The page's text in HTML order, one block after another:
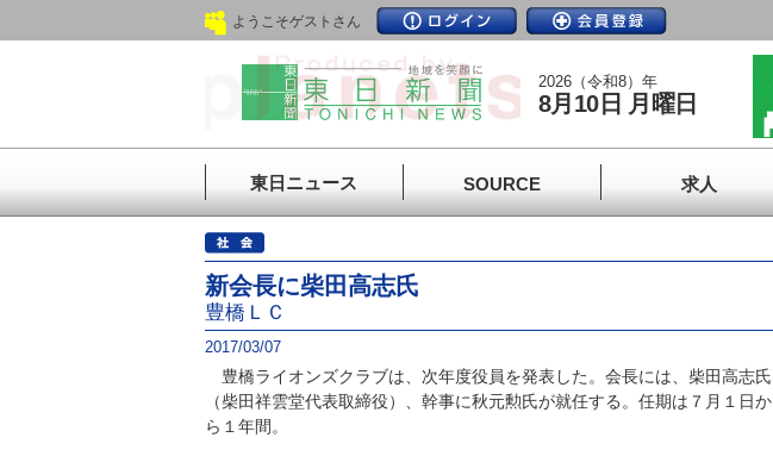
ようこそゲストさん
2026（令和8）年
8月10日 月曜日
東日ニュース SOURCE 求人
新会長に柴田高志氏
豊橋ＬＣ
2017/03/07
豊橋ライオンズクラブは、次年度役員を発表した。会長には、柴田高志氏
（柴田祥雲堂代表取締役）、幹事に秋元勲氏が就任する。任期は７月１日か
ら１年間。